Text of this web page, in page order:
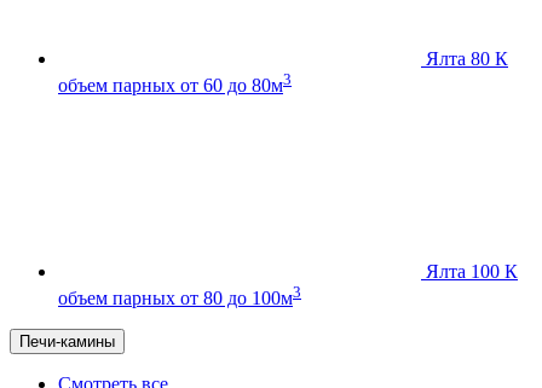
Ялта 80 К
объем парных от 60 до 80м3
Ялта 100 К
объем парных от 80 до 100м3
Печи-камины